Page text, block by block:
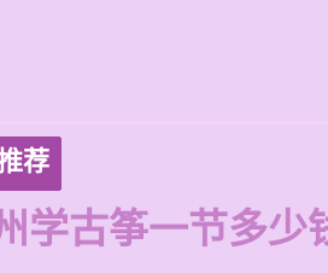
荐
学古筝一节多少